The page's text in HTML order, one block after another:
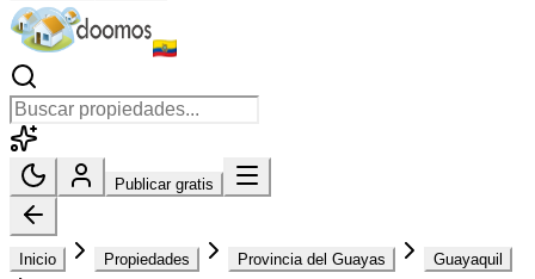
Publicar gratis
Inicio Propiedades Provincia del Guayas Guayaquil